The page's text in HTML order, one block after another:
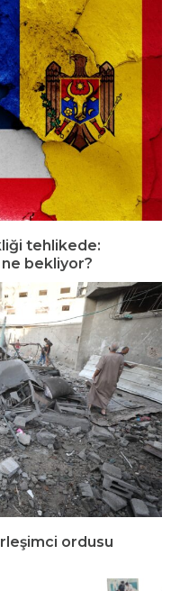
tehlikede:
bekliyor?
ordusu